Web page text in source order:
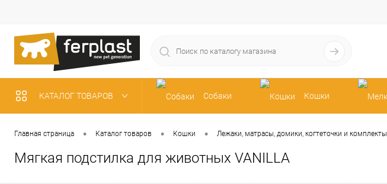
КАТАЛОГ ТОВАРОВ Собаки Кошки
Рыбки
Главная страница • Каталог товаров • Кошки • Лежаки, матрасы, домики, когтеточки и комплекты
Мягкая подстилка для животных VANILLA